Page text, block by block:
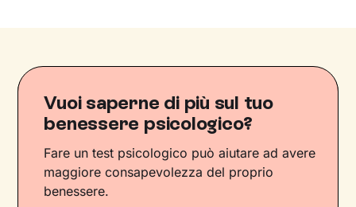
Vuoi saperne di più sul tuo
benessere psicologico?
Fare un test psicologico può aiutare ad avere
maggiore consapevolezza del proprio
benessere.